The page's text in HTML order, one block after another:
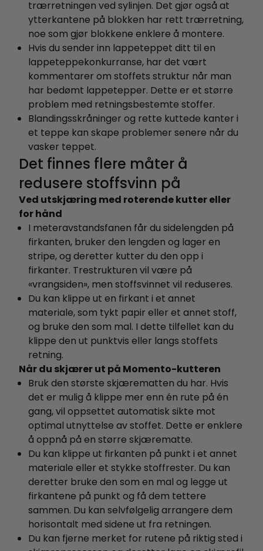
trærretningen ved sylinjen. Det gjør også at
ytterkantene på blokken har rett trærretning,
noe som gjør blokkene enklere å montere.
Hvis du sender inn lappeteppet ditt til en
lappeteppekonkurranse, har det vært
kommentarer om stoffets struktur når man
har bedømt lappetepper. Dette er et større
problem med retningsbestemte stoffer.
Blandingsskråninger og rette kuttede kanter i
et teppe kan skape problemer senere når du
vasker teppet.
Det finnes flere måter å
redusere stoffsvinn på
Ved utskjæring med roterende kutter eller
for hånd
I meteravstandsfanen får du sidelengden på
firkanten, bruker den lengden og lager en
stripe, og deretter kutter du den opp i
firkanter. Trestrukturen vil være på
«vrangsiden», men stoffsvinnet vil reduseres.
Du kan klippe ut en firkant i et annet
materiale, som tykt papir eller et annet stoff,
og bruke den som mal. I dette tilfellet kan du
klippe den ut punktvis eller langs stoffets
retning.
Når du skjærer ut på Momento-kutteren
Bruk den største skjærematten du har. Hvis
det er mulig å klippe mer enn én rute på én
gang, vil oppsettet automatisk sikte mot
optimal utnyttelse av stoffet. Dette er enklere
å oppnå på en større skjærematte.
Du kan klippe ut firkanten på punkt i et annet
materiale eller et stykke stoffrester. Du kan
deretter bruke den som en mal og legge ut
firkantene på punkt og få dem tettere
sammen. Du kan selvfølgelig arrangere dem
horisontalt med sidene ut fra retningen.
Du kan fjerne merket for rutene på riktig sted i